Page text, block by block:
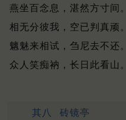
燕坐百念息，湛然方寸间。
相无分彼我，空已判真顽。
魑魅来相试，刍尼去不还。
众人笑痴衲，长日此看山。
其八 砖镜亭